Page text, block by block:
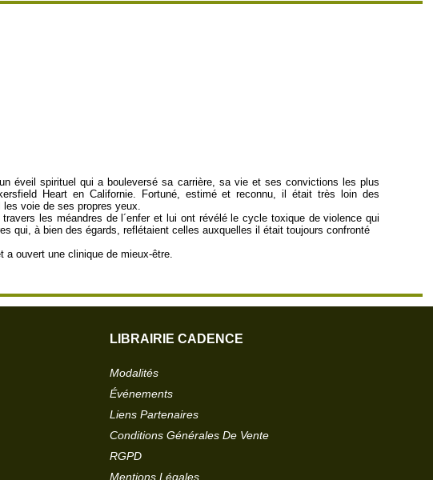
éveil spirituel qui a bouleversé sa carrière, sa vie et ses convictions les plus
Heart en Californie. Fortuné, estimé et reconnu, il était très loin des
les voie de ses propres yeux.
les méandres de l´enfer et lui ont révélé le cycle toxique de violence qui
qui, à bien des égards, reflétaient celles auxquelles il était toujours confronté
ouvert une clinique de mieux-être.
LIBRAIRIE CADENCE
Modalités
Événements
Liens Partenaires
Conditions Générales De Vente
RGPD
Mentions Légales